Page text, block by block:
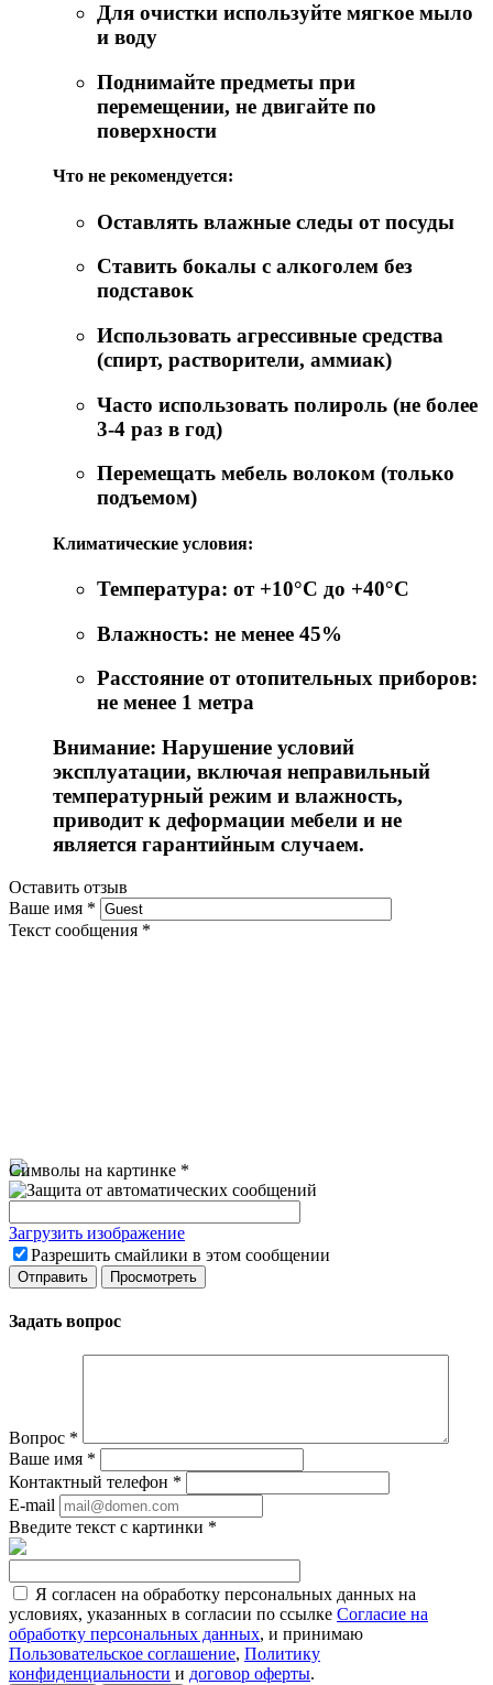
Для очистки используйте мягкое мыло
и воду
Поднимайте предметы при
перемещении, не двигайте по
поверхности
Что не рекомендуется:
Оставлять влажные следы от посуды
Ставить бокалы с алкоголем без
подставок
Использовать агрессивные средства
(спирт, растворители, аммиак)
Часто использовать полироль (не более
3-4 раз в год)
Перемещать мебель волоком (только
подъемом)
Климатические условия:
Температура: от +10°C до +40°C
Влажность: не менее 45%
Расстояние от отопительных приборов:
не менее 1 метра
Внимание: Нарушение условий
эксплуатации, включая неправильный
температурный режим и влажность,
приводит к деформации мебели и не
является гарантийным случаем.
Оставить отзыв
Ваше имя *
Текст сообщения *
Символы на картинке *
Загрузить изображение
Разрешить смайлики в этом сообщении
Задать вопрос
Вопрос *
Ваше имя *
Контактный телефон *
E-mail
Введите текст с картинки *
Я согласен на обработку персональных данных на
условиях, указанных в согласии по ссылке Согласие на
обработку персональных данных, и принимаю
Пользовательское соглашение, Политику
конфиденциальности и договор оферты.